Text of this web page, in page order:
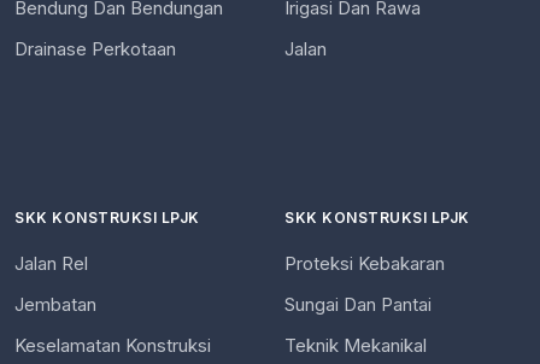
Bendung Dan Bendungan
Drainase Perkotaan
Irigasi Dan Rawa
Jalan
SKK KONSTRUKSI LPJK
Jalan Rel
Jembatan
Keselamatan Konstruksi
SKK KONSTRUKSI LPJK
Proteksi Kebakaran
Sungai Dan Pantai
Teknik Mekanikal